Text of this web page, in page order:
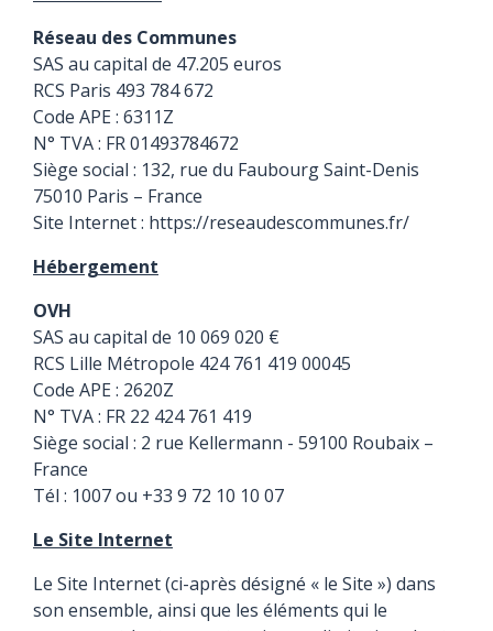
Réseau des Communes
SAS au capital de 47.205 euros
RCS Paris 493 784 672
Code APE : 6311Z
N° TVA : FR 01493784672
Siège social : 132, rue du Faubourg Saint-Denis
75010 Paris – France
Site Internet : https://reseaudescommunes.fr/
Hébergement
OVH
SAS au capital de 10 069 020 €
RCS Lille Métropole 424 761 419 00045
Code APE : 2620Z
N° TVA : FR 22 424 761 419
Siège social : 2 rue Kellermann - 59100 Roubaix –
France
Tél : 1007 ou +33 9 72 10 10 07
Le Site Internet
Le Site Internet (ci-après désigné « le Site ») dans
son ensemble, ainsi que les éléments qui le